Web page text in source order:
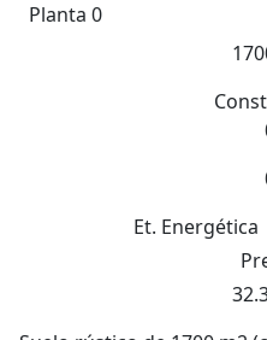
Planta 0
Et. Energética